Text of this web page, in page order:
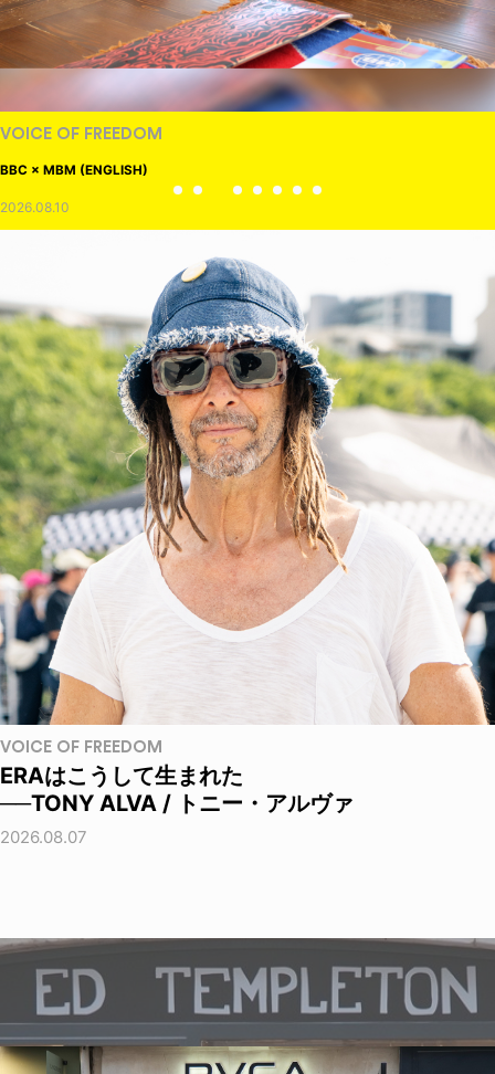
VOICE OF FREEDOM
BBC × MBM (ENGLISH)
2026.08.10
VOICE OF FREEDOM
ERAはこうして生まれた
──TONY ALVA / トニー・アルヴァ
2026.08.07